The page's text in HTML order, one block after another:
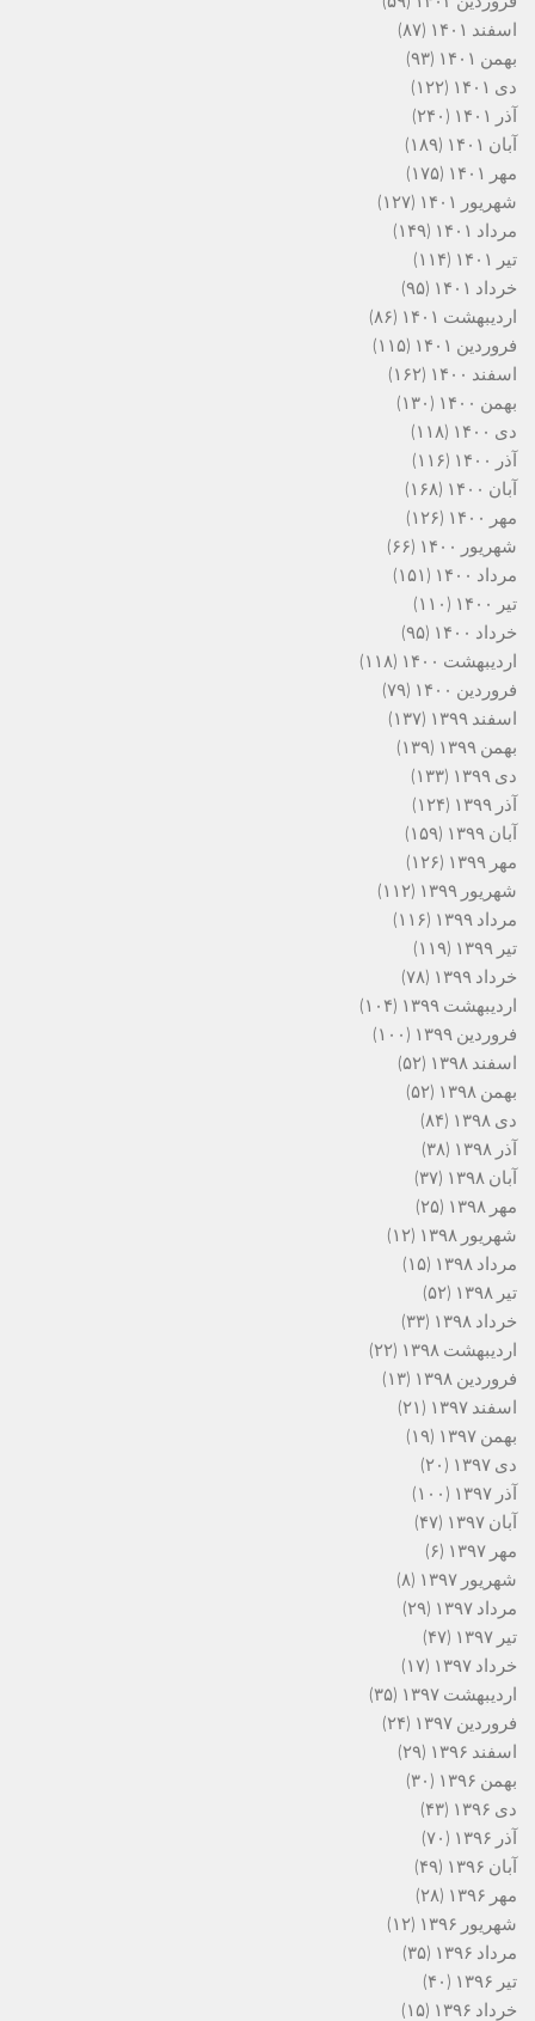
اسفند ۱۴۰۱
(۸۷)
بهمن ۱۴۰۱
(۹۳)
دی ۱۴۰۱
(۱۲۲)
آذر ۱۴۰۱
(۲۴۰)
آبان ۱۴۰۱
(۱۸۹)
مهر ۱۴۰۱
(۱۷۵)
شهریور ۱۴۰۱
(۱۲۷)
مرداد ۱۴۰۱
(۱۴۹)
تیر ۱۴۰۱
(۱۱۴)
خرداد ۱۴۰۱
(۹۵)
اردیبهشت ۱۴۰۱
(۸۶)
فروردین ۱۴۰۱
(۱۱۵)
اسفند ۱۴۰۰
(۱۶۲)
بهمن ۱۴۰۰
(۱۳۰)
دی ۱۴۰۰
(۱۱۸)
آذر ۱۴۰۰
(۱۱۶)
آبان ۱۴۰۰
(۱۶۸)
مهر ۱۴۰۰
(۱۲۶)
شهریور ۱۴۰۰
(۶۶)
مرداد ۱۴۰۰
(۱۵۱)
تیر ۱۴۰۰
(۱۱۰)
خرداد ۱۴۰۰
(۹۵)
اردیبهشت ۱۴۰۰
(۱۱۸)
فروردین ۱۴۰۰
(۷۹)
اسفند ۱۳۹۹
(۱۳۷)
بهمن ۱۳۹۹
(۱۳۹)
دی ۱۳۹۹
(۱۳۳)
آذر ۱۳۹۹
(۱۲۴)
آبان ۱۳۹۹
(۱۵۹)
مهر ۱۳۹۹
(۱۲۶)
شهریور ۱۳۹۹
(۱۱۲)
مرداد ۱۳۹۹
(۱۱۶)
تیر ۱۳۹۹
(۱۱۹)
خرداد ۱۳۹۹
(۷۸)
اردیبهشت ۱۳۹۹
(۱۰۴)
فروردین ۱۳۹۹
(۱۰۰)
اسفند ۱۳۹۸
(۵۲)
بهمن ۱۳۹۸
(۵۲)
دی ۱۳۹۸
(۸۴)
آذر ۱۳۹۸
(۳۸)
آبان ۱۳۹۸
(۳۷)
مهر ۱۳۹۸
(۲۵)
شهریور ۱۳۹۸
(۱۲)
مرداد ۱۳۹۸
(۱۵)
تیر ۱۳۹۸
(۵۲)
خرداد ۱۳۹۸
(۳۳)
اردیبهشت ۱۳۹۸
(۲۲)
فروردین ۱۳۹۸
(۱۳)
اسفند ۱۳۹۷
(۲۱)
بهمن ۱۳۹۷
(۱۹)
دی ۱۳۹۷
(۲۰)
آذر ۱۳۹۷
(۱۰۰)
آبان ۱۳۹۷
(۴۷)
مهر ۱۳۹۷
(۶)
شهریور ۱۳۹۷
(۸)
مرداد ۱۳۹۷
(۲۹)
تیر ۱۳۹۷
(۴۷)
خرداد ۱۳۹۷
(۱۷)
اردیبهشت ۱۳۹۷
(۳۵)
فروردین ۱۳۹۷
(۲۴)
اسفند ۱۳۹۶
(۲۹)
بهمن ۱۳۹۶
(۳۰)
دی ۱۳۹۶
(۴۳)
آذر ۱۳۹۶
(۷۰)
آبان ۱۳۹۶
(۴۹)
مهر ۱۳۹۶
(۲۸)
شهریور ۱۳۹۶
(۱۲)
مرداد ۱۳۹۶
(۳۵)
تیر ۱۳۹۶
(۴۰)
خرداد ۱۳۹۶
(۱۵)